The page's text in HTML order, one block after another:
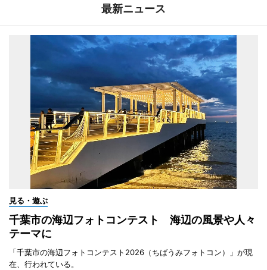
最新ニュース
見る・遊ぶ
千葉市の海辺フォトコンテスト 海辺の風景や人々
テーマに
「千葉市の海辺フォトコンテスト2026（ちばうみフォトコン）」が現
在、行われている。